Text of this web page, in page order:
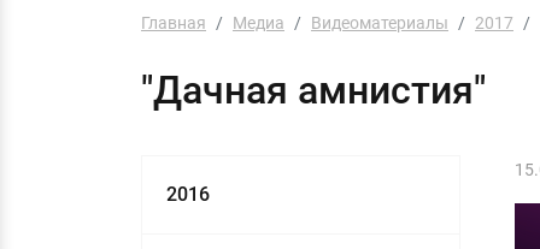
Главная Медиа Видеоматериалы 2017
"Дачная амнистия"
2016